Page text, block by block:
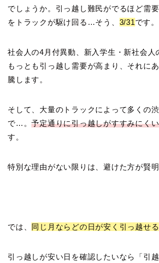
でしょうか。引っ越し難民がでるほど需
をトラックが駆け回る…そう、 3/31です。
社会人の4月付異動、新入学生・新社会
もっとも引っ越し需要が高まり、それに
騰します。
そして、大量のトラックによって多くの
で…。予定通りに引っ越しがすすみにくい
す。
特別な理由がない限りは、避けた方が賢明
では、 同じ月ならどの日が安く引っ越せる
引っ越しが安い日を確認したいなら「引